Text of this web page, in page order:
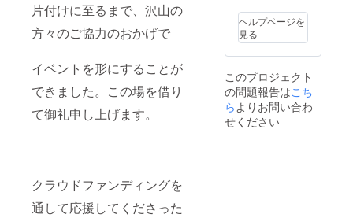
片付けに至るまで、沢山の
方々のご協力のおかげで
イベントを形にすることが
できました。この場を借り
て御礼申し上げます。
クラウドファンディングを
通して応援してくださった
ヘルプページを
見る
このプロジェクト
の問題報告はこち
らよりお問い合わ
せください